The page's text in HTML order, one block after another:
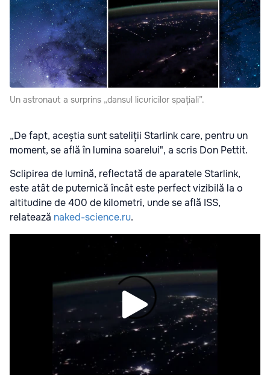
Un astronaut a surprins „dansul licuricilor spațiali”.
„De fapt, aceștia sunt sateliții Starlink care, pentru un
moment, se află în lumina soarelui", a scris Don Pettit.
Sclipirea de lumină, reflectată de aparatele Starlink,
este atât de puternică încât este perfect vizibilă la o
altitudine de 400 de kilometri, unde se află ISS,
relatează naked-science.ru.